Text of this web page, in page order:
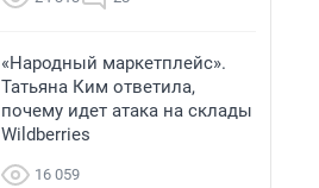
«Народный маркетплейс».
Татьяна Ким ответила,
почему идет атака на склады
Wildberries
16 059